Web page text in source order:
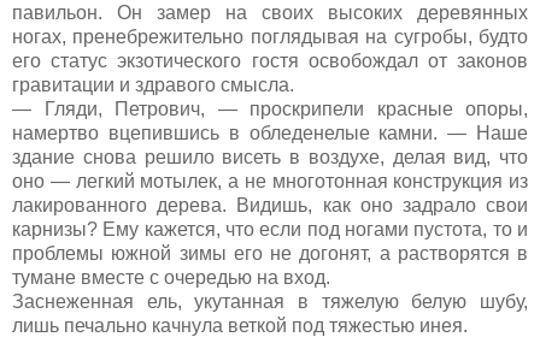
павильон. Он замер на своих высоких деревянных
ногах, пренебрежительно поглядывая на сугробы, будто
его статус экзотического гостя освобождал от законов
гравитации и здравого смысла.
— Гляди, Петрович, — проскрипели красные опоры,
намертво вцепившись в обледенелые камни. — Наше
здание снова решило висеть в воздухе, делая вид, что
оно — легкий мотылек, а не многотонная конструкция из
лакированного дерева. Видишь, как оно задрало свои
карнизы? Ему кажется, что если под ногами пустота, то и
проблемы южной зимы его не догонят, а растворятся в
тумане вместе с очередью на вход.
Заснеженная ель, укутанная в тяжелую белую шубу,
лишь печально качнула веткой под тяжестью инея.